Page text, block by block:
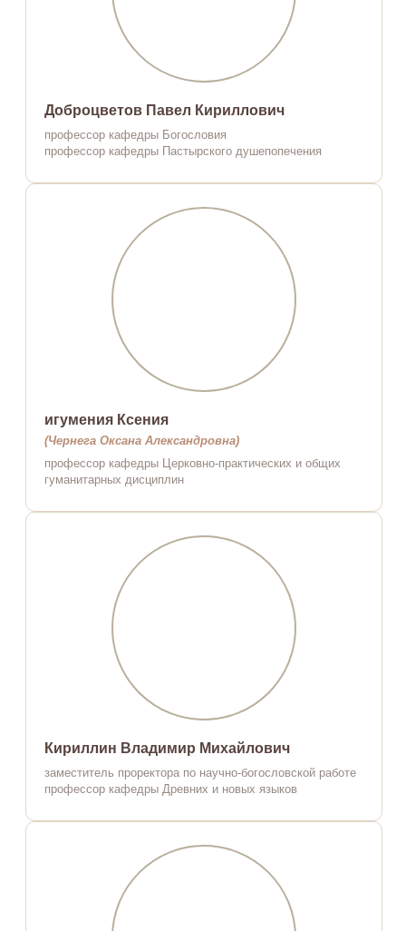
Доброцветов Павел Кириллович
профессор кафедры Богословия
профессор кафедры Пастырского душепопечения
игумения Ксения
(Чернега Оксана Александровна)
профессор кафедры Церковно-практических и общих
гуманитарных дисциплин
Кириллин Владимир Михайлович
заместитель проректора по научно-богословской работе
профессор кафедры Древних и новых языков